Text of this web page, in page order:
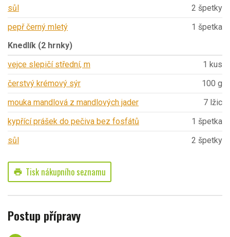
sůl
2 špetky
pepř černý mletý
1 špetka
Knedlík (2 hrnky)
vejce slepičí střední, m
1 kus
čerstvý krémový sýr
100 g
mouka mandlová z mandlových jader
7 lžic
kypřící prášek do pečiva bez fosfátů
1 špetka
sůl
2 špetky
print Tisk nákupního seznamu
Postup přípravy